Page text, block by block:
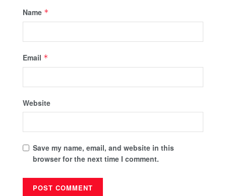
Name *
Email *
Website
Save my name, email, and website in this
browser for the next time I comment.